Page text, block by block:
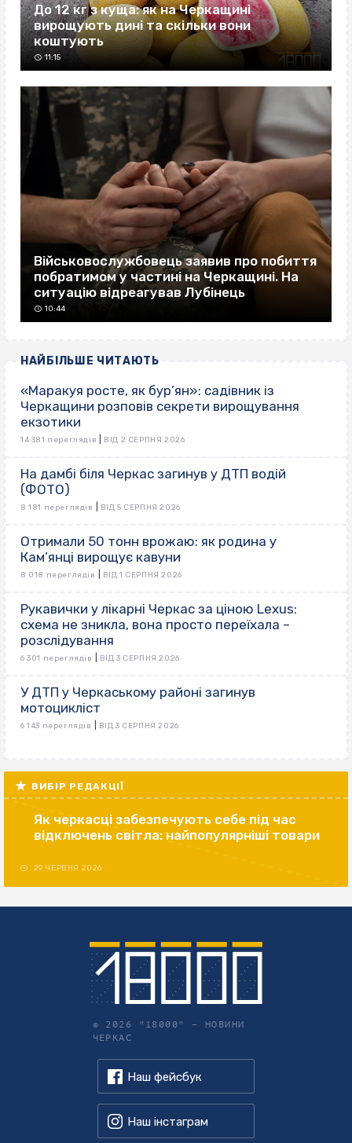
До 12 кг з куща: як на Черкащині
вирощують дині та скільки вони
коштують
11:15
Військовослужбовець заявив про побиття
побратимом у частині на Черкащині. На
ситуацію відреагував Лубінець
10:44
НАЙБІЛЬШЕ ЧИТАЮТЬ
«Маракуя росте, як бур’ян»: садівник із
Черкащини розповів секрети вирощування
екзотики
14 381 переглядів ВІД 2 СЕРПНЯ 2026
На дамбі біля Черкас загинув у ДТП водій
(ФОТО)
8 181 переглядів ВІД 5 СЕРПНЯ 2026
Отримали 50 тонн врожаю: як родина у
Кам’янці вирощує кавуни
8 018 переглядів ВІД 1 СЕРПНЯ 2026
Рукавички у лікарні Черкас за ціною Lexus:
схема не зникла, вона просто переїхала –
розслідування
6 301 переглядів ВІД 3 СЕРПНЯ 2026
У ДТП у Черкаському районі загинув
мотоцикліст
6 143 переглядів ВІД 3 СЕРПНЯ 2026
ВИБІР РЕДАКЦІЇ
Як черкасці забезпечують себе під час
відключень світла: найпопулярніші товари
29 ЧЕРВНЯ 2026
© 2026 "18000" – НОВИНИ
ЧЕРКАС
Наш фейсбук
Наш інстаграм